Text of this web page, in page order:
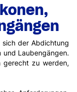
sich der Abdichtung
und Laubengängen.
gerecht zu werden,